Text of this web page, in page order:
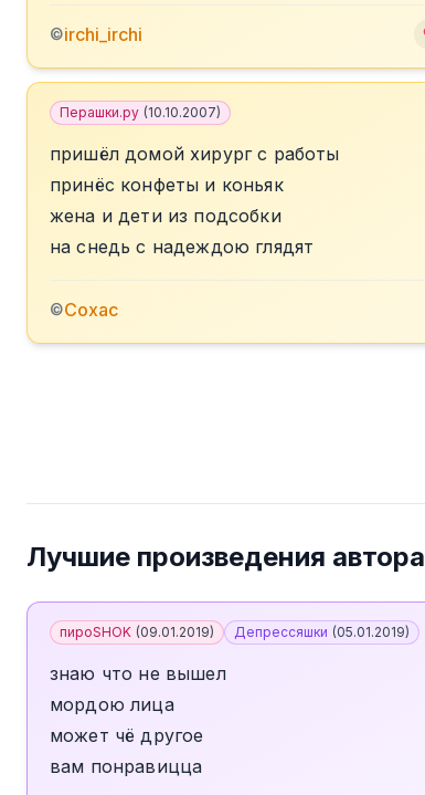
©irchi_irchi
Перашки.ру (10.10.2007)
пришёл домой хирург с работы
принёс конфеты и коньяк
жена и дети из подсобки
на снедь с надеждою глядят
©Сохас
Лучшие произведения автора
пироSHOK (09.01.2019) Депрессяшки (05.01.2019)
знаю что не вышел
мордою лица
может чё другое
вам понравицца